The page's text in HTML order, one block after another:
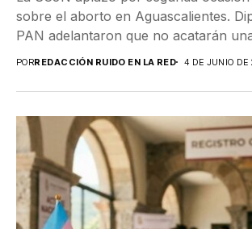
sobre el aborto en Aguascalientes.
PAN adelantaron que no acatarán
resolución...
PORREDACCIÓN RUIDO EN LA RED 4 DE JUNIO